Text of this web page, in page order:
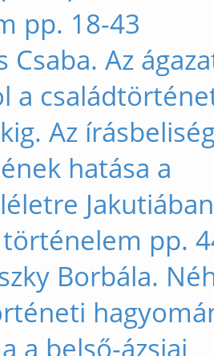
pp. 18-43
Csaba. Az
a
Az
hatása a
pp.
Borbála.
a belső-ázsiai